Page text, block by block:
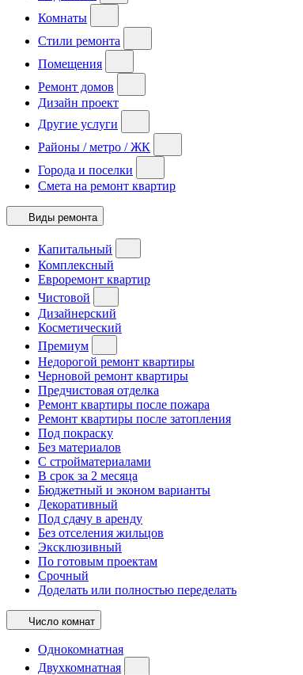
Комнаты
Стили ремонта
Помещения
Ремонт домов
Дизайн проект
Другие услуги
Районы / метро / ЖК
Города и поселки
Смета на ремонт квартир
Виды ремонта
Капитальный
Комплексный
Евроремонт квартир
Чистовой
Дизайнерский
Косметический
Премиум
Недорогой ремонт квартиры
Черновой ремонт квартиры
Предчистовая отделка
Ремонт квартиры после пожара
Ремонт квартиры после затопления
Под покраску
Без материалов
С стройматериалами
В срок за 2 месяца
Бюджетный и эконом варианты
Декоративный
Под сдачу в аренду
Без отселения жильцов
Эксклюзивный
По готовым проектам
Срочный
Доделать или полностью переделать
Число комнат
Однокомнатная
Двухкомнатная